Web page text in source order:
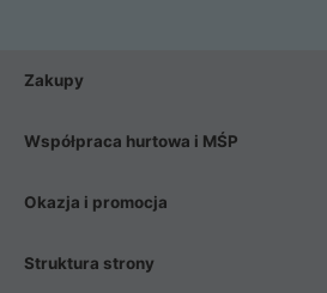
Zakupy
Współpraca hurtowa i MŚP
Okazja i promocja
Struktura strony